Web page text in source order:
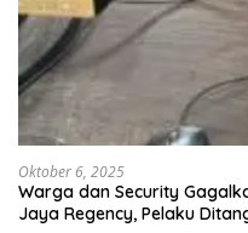
Oktober 6, 2025
Warga dan Security
Jaya Regency, Pelaku